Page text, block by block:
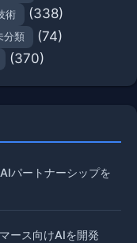
術 (338)
分類 (74)
(370)
パートナーシップを
ース向けAIを開発